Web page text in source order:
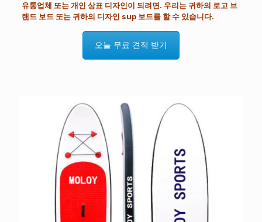
유통업체 또는 개인 상표 디자인이 되려면. 우리는 귀하의 로고 브
랜드 보드 또는 귀하의 디자인 sup 보드를 할 수 있습니다.
오늘 무료 견적 받기